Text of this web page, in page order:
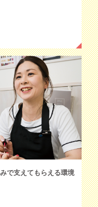
で支えてもらえる環境